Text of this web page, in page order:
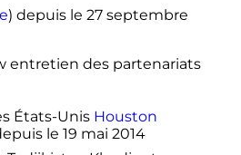
) depuis le 27 septembre
entretien des partenariats
Houston
le 19 mai 2014